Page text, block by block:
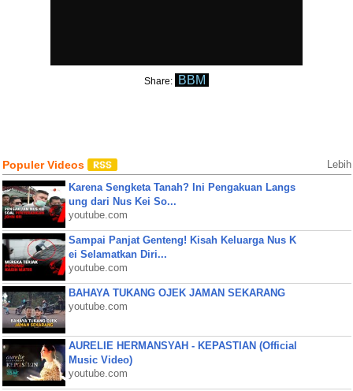
Share: BBM
Populer Videos Lebih
Karena Sengketa Tanah? Ini Pengakuan Langs
ung dari Nus Kei So...
youtube.com
Sampai Panjat Genteng! Kisah Keluarga Nus K
ei Selamatkan Diri...
youtube.com
BAHAYA TUKANG OJEK JAMAN SEKARANG
youtube.com
AURELIE HERMANSYAH - KEPASTIAN (Official
Music Video)
youtube.com